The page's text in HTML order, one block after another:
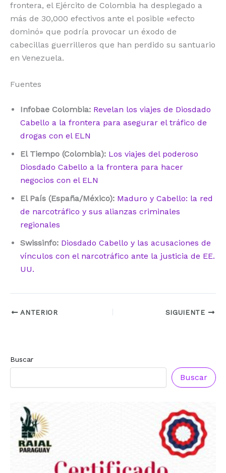
frontera, el Ejército de Colombia ha desplegado a
más de 30,000 efectivos ante el posible «efecto
dominó» que podría provocar un éxodo de
cabecillas guerrilleros que han perdido su santuario
en Venezuela.
Fuentes
Infobae Colombia: Revelan los viajes de Diosdado
Cabello a la frontera para asegurar el tráfico de
drogas con el ELN
El Tiempo (Colombia): Los viajes del poderoso
Diosdado Cabello a la frontera para hacer
negocios con el ELN
El País (España/México): Maduro y Cabello: la red
de narcotráfico y sus alianzas criminales
regionales
Swissinfo: Diosdado Cabello y las acusaciones de
vínculos con el narcotráfico ante la justicia de EE.
UU.
ANTERIOR SIGUIENTE
Buscar
Buscar
Reconocimiento aRadio Tribuna Abierta
Reconocimiento aRadio Oñondivepa Paraguay